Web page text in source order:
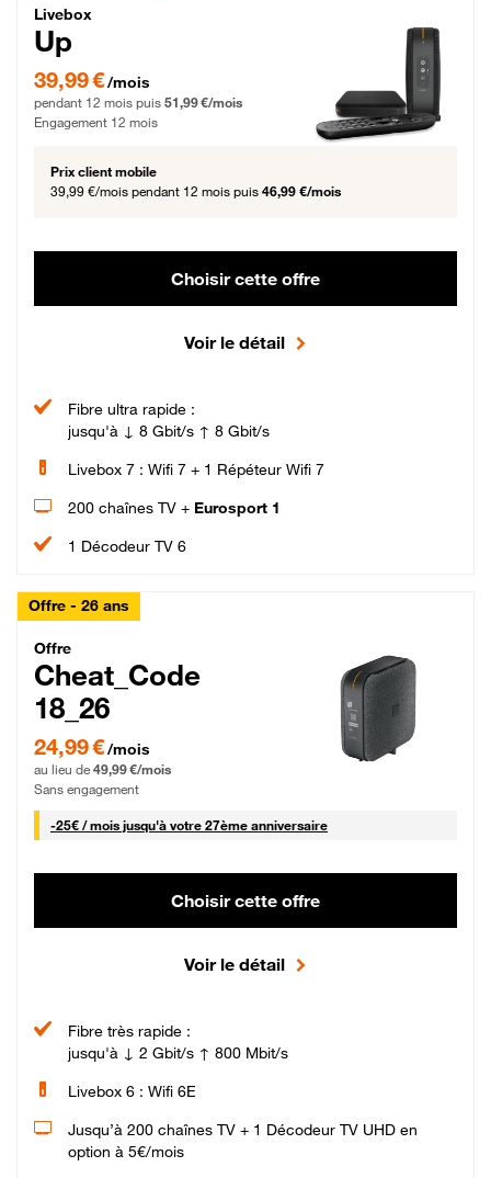
Livebox Up Fibre
Livebox
Up
39,99 € par mois pendant 12 mois puis 51,99 € par mois, Engagement 12 mois
39,99 €/mois
pendant 12 mois puis 51,99 €/mois
Engagement 12 mois
Prix client mobile
39,99 €/mois pendant 12 mois puis 46,99 €/mois
Choisir cette offre
Voir le détail
Fibre ultra rapide :
jusqu'à ↓ 8 Gbit/s ↑ 8 Gbit/s
Livebox 7 : Wifi 7 + 1 Répéteur Wifi 7
200 chaînes TV + Eurosport 1
1 Décodeur TV 6
Offre - 26 ans
Cheat_Code Fibre_18_26
Offre
Cheat_Code
18_26
24,99 € par mois pendant 0 mois puis 49,99 € par mois, Sans engagement
24,99 €/mois
au lieu de 49,99 €/mois
Sans engagement
-25€ / mois25 € par mois
jusqu'à votre 27ème anniversaire
Choisir cette offre
Voir le détail
Fibre très rapide :
jusqu'à ↓ 2 Gbit/s ↑ 800 Mbit/s
Livebox 6 : Wifi 6E
Jusqu’à 200 chaînes TV + 1 Décodeur TV UHD en
option à 5€/mois